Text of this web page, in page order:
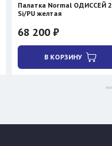
Палатка Normal ОДИССЕЙ 2
Si/PU желтая
68 200 ₽
В КОРЗИНУ